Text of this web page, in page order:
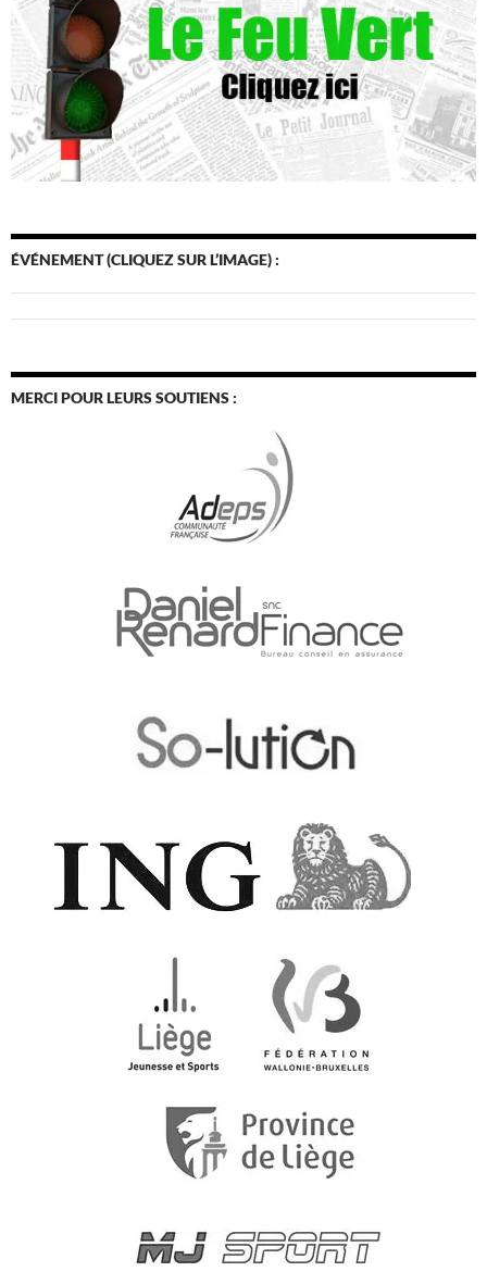
ÉVÉNEMENT (CLIQUEZ SUR L’IMAGE) :
MERCI POUR LEURS SOUTIENS :